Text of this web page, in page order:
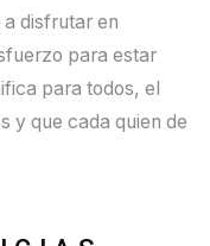
disfrutar en
para estar
para todos, el
y que cada quien de